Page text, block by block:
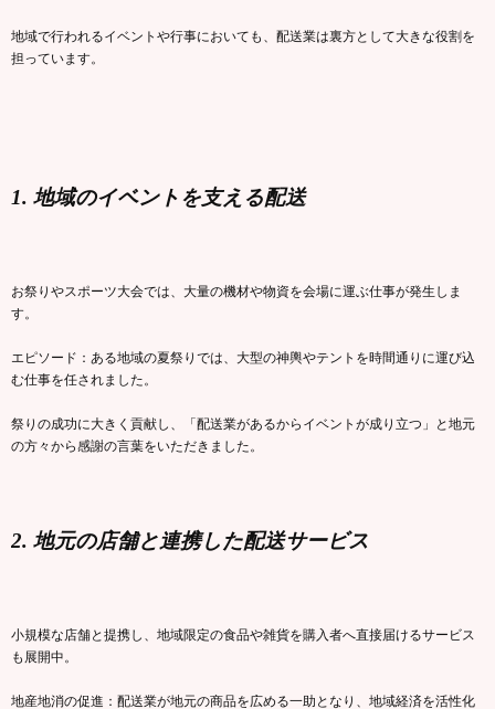
地域で行われるイベントや行事においても、配送業は裏方として大きな役割を
担っています。
1. 地域のイベントを支える配送
お祭りやスポーツ大会では、大量の機材や物資を会場に運ぶ仕事が発生しま
す。
エピソード：ある地域の夏祭りでは、大型の神輿やテントを時間通りに運び込
む仕事を任されました。
祭りの成功に大きく貢献し、「配送業があるからイベントが成り立つ」と地元
の方々から感謝の言葉をいただきました。
2. 地元の店舗と連携した配送サービス
小規模な店舗と提携し、地域限定の食品や雑貨を購入者へ直接届けるサービス
も展開中。
地産地消の促進：配送業が地元の商品を広める一助となり、地域経済を活性化